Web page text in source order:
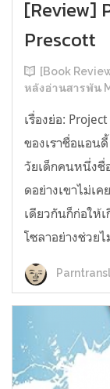
[Review]
Prescott
[Book
หลังอ่านสารพัน
เรื่องย่อ:
ของเราชื่อแอน
วัยเด็กคนหนึ่งชื่
ดอย่างเขาไม่เ
เดียวกันก็ก่อให้
โซลาอย่างช่วย